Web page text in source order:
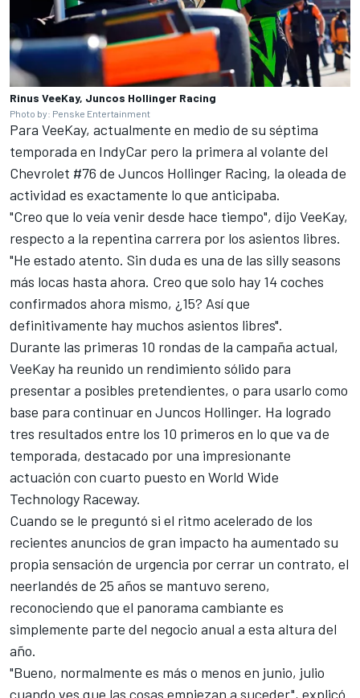
Rinus VeeKay, Juncos Hollinger Racing
Photo by: Penske Entertainment
Para VeeKay, actualmente en medio de su séptima
temporada en IndyCar pero la primera al volante del
Chevrolet #76 de Juncos Hollinger Racing, la oleada de
actividad es exactamente lo que anticipaba.
"Creo que lo veía venir desde hace tiempo", dijo VeeKay,
respecto a la repentina carrera por los asientos libres.
"He estado atento. Sin duda es una de las silly seasons
más locas hasta ahora. Creo que solo hay 14 coches
confirmados ahora mismo, ¿15? Así que
definitivamente hay muchos asientos libres".
Durante las primeras 10 rondas de la campaña actual,
VeeKay ha reunido un rendimiento sólido para
presentar a posibles pretendientes, o para usarlo como
base para continuar en Juncos Hollinger. Ha logrado
tres resultados entre los 10 primeros en lo que va de
temporada, destacado por una impresionante
actuación con cuarto puesto en World Wide
Technology Raceway.
Cuando se le preguntó si el ritmo acelerado de los
recientes anuncios de gran impacto ha aumentado su
propia sensación de urgencia por cerrar un contrato, el
neerlandés de 25 años se mantuvo sereno,
reconociendo que el panorama cambiante es
simplemente parte del negocio anual a esta altura del
año.
"Bueno, normalmente es más o menos en junio, julio
cuando ves que las cosas empiezan a suceder", explicó